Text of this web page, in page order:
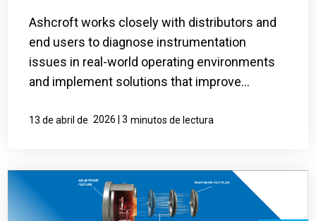
Ashcroft works closely with distributors and
end users to diagnose instrumentation
issues in real-world operating environments
and implement solutions that improve...
13 de abril de 2026 | 3 minutos de lectura